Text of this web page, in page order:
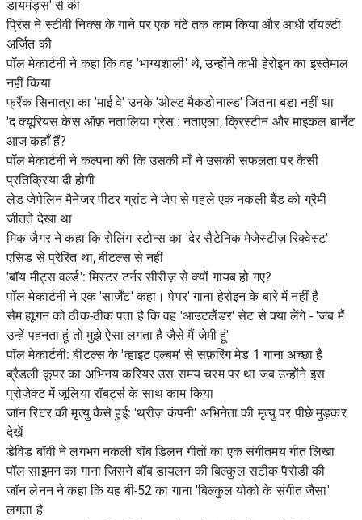
डायमंड्स' से की
प्रिंस ने स्टीवी निक्स के गाने पर एक घंटे तक काम किया और आधी रॉयल्टी
अर्जित की
पॉल मेकार्टनी ने कहा कि वह 'भाग्यशाली' थे, उन्होंने कभी हेरोइन का इस्तेमाल
नहीं किया
फ्रैंक सिनात्रा का 'माई वे' उनके 'ओल्ड मैकडोनाल्ड' जितना बड़ा नहीं था
'द क्यूरियस केस ऑफ़ नतालिया ग्रेस': नताएला, क्रिस्टीन और माइकल बार्नेट
आज कहाँ हैं?
पॉल मेकार्टनी ने कल्पना की कि उसकी माँ ने उसकी सफलता पर कैसी
प्रतिक्रिया दी होगी
लेड जेपेलिन मैनेजर पीटर ग्रांट ने जेप से पहले एक नकली बैंड को ग्रैमी
जीतते देखा था
मिक जैगर ने कहा कि रोलिंग स्टोन्स का 'देर सैटेनिक मेजेस्टीज़ रिक्वेस्ट'
एसिड से प्रेरित था, बीटल्स से नहीं
'बॉय मीट्स वर्ल्ड': मिस्टर टर्नर सीरीज़ से क्यों गायब हो गए?
पॉल मेकार्टनी ने एक 'सार्जेंट' कहा। पेपर' गाना हेरोइन के बारे में नहीं है
सैम ह्यूगन को ठीक-ठीक पता है कि वह 'आउटलैंडर' सेट से क्या लेंगे - 'जब मैं
उन्हें पहनता हूं तो मुझे ऐसा लगता है जैसे मैं जेमी हूं'
पॉल मेकार्टनी: बीटल्स के 'व्हाइट एल्बम' से सफ़रिंग मेड 1 गाना अच्छा है
ब्रैडली कूपर का अभिनय करियर उस समय चरम पर था जब उन्होंने इस
प्रोजेक्ट में जूलिया रॉबर्ट्स के साथ काम किया
जॉन रिटर की मृत्यु कैसे हुई: 'थ्रीज़ कंपनी' अभिनेता की मृत्यु पर पीछे मुड़कर
देखें
डेविड बॉवी ने लगभग नकली बॉब डिलन गीतों का एक संगीतमय गीत लिखा
पॉल साइमन का गाना जिसने बॉब डायलन की बिल्कुल सटीक पैरोडी की
जॉन लेनन ने कहा कि यह बी-52 का गाना 'बिल्कुल योको के संगीत जैसा'
लगता है